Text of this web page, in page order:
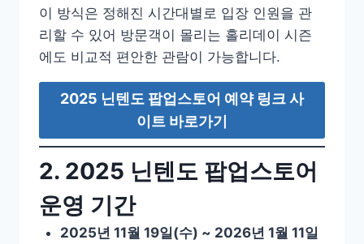
이 방식은 정해진 시간대별로 입장 인원을 관
리할 수 있어 방문객이 몰리는 홀리데이 시즌
에도 비교적 편안한 관람이 가능합니다.
2025 닌텐도 팝업스토어 예약 링크 사
이트 바로가기
2. 2025 닌텐도 팝업스토어
운영 기간
2025년 11월 19일(수) ~ 2026년 1월 11일